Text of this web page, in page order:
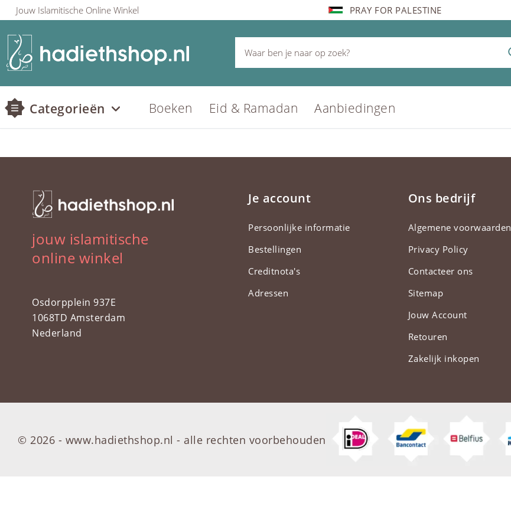
Jouw Islamitische Online Winkel PRAY FOR PALESTINE
Categorieën Boeken Eid & Ramadan Aanbiedingen
jouw islamitische
online winkel
Osdorpplein 937E
1068TD Amsterdam
Nederland
Je account
Persoonlijke informatie
Bestellingen
Creditnota's
Adressen
Ons bedrijf
Algemene voorwaarden
Privacy Policy
Contacteer ons
Sitemap
Jouw Account
Retouren
Zakelijk inkopen
© 2026 - www.hadiethshop.nl - alle rechten voorbehouden